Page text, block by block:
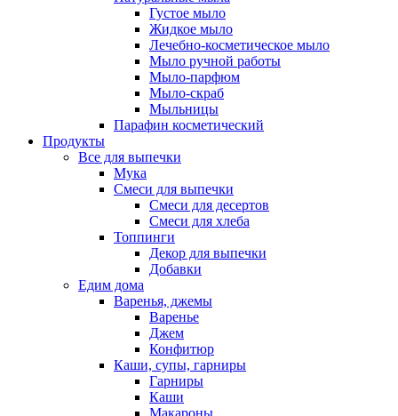
Густое мыло
Жидкое мыло
Лечебно-косметическое мыло
Мыло ручной работы
Мыло-парфюм
Мыло-скраб
Мыльницы
Парафин косметический
Продукты
Все для выпечки
Мука
Смеси для выпечки
Смеси для десертов
Смеси для хлеба
Топпинги
Декор для выпечки
Добавки
Едим дома
Варенья, джемы
Варенье
Джем
Конфитюр
Каши, супы, гарниры
Гарниры
Каши
Макароны